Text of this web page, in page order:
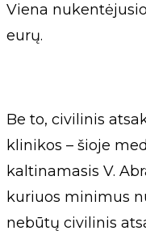
Viena
eurų.
Be to, civilinis
klinikos – šioje
kaltinamasis V.
kuriuos minimus
nebūtų civilinis